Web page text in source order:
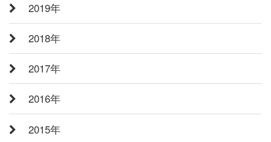
2019年
2018年
2017年
2016年
2015年